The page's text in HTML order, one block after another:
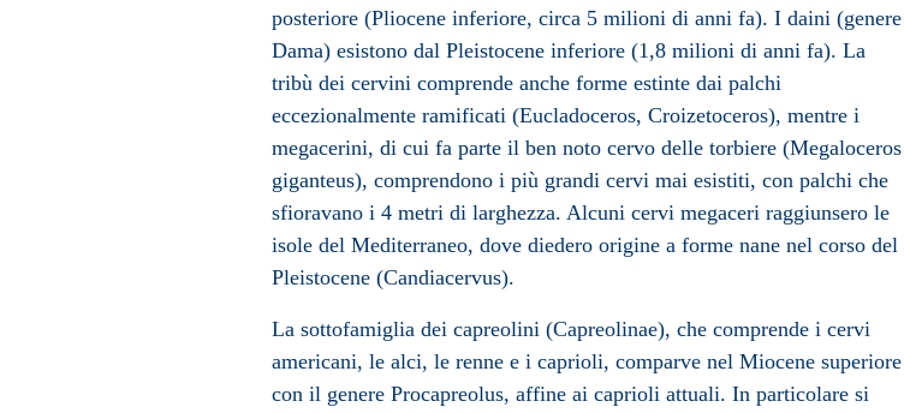
posteriore (Plioceneinferiore, circa 5 milioni di anni fa). I daini (genere
Dama) esistono dal Pleistoceneinferiore (1,8 milioni di anni fa). La
tribù dei cervini comprende anche forme estinte dai palchi
eccezionalmente ramificati (Eucladoceros, Croizetoceros), mentre i
megacerini, di cui fa parte il ben noto cervo delle torbiere (Megaloceros
giganteus), comprendono i più grandi cervi mai esistiti, con palchi che
sfioravano i 4 metri di larghezza. Alcuni cervi megaceri raggiunsero le
isole del Mediterraneo, dove diedero origine a forme nane nel corso del
Pleistocene (Candiacervus).
La sottofamiglia dei capreolini (Capreolinae), che comprende i cervi
americani, le alci, le renne e i caprioli, comparve nel Miocene superiore
con il genere Procapreolus, affine ai caprioliattuali. In particolare si